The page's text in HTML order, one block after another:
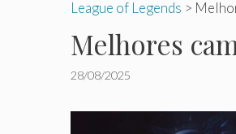
League of Legends >
Melhores
28/08/2025